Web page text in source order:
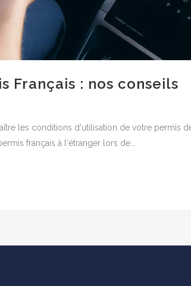
Français : nos conseils
les conditions d'utilisation de votre permis
français à l'étranger lors de...